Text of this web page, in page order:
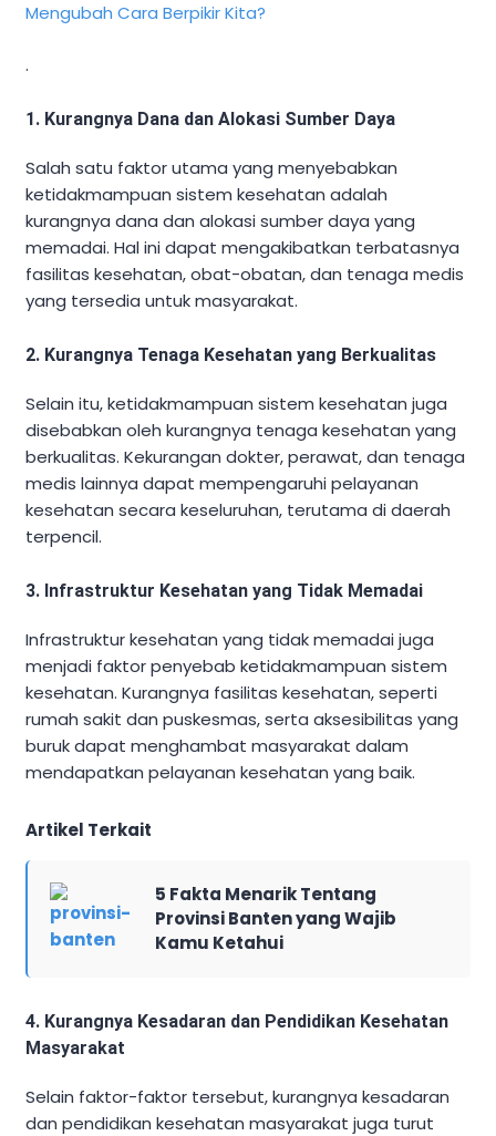
Mengubah Cara Berpikir Kita?
.
1. Kurangnya Dana dan Alokasi Sumber Daya
Salah satu faktor utama yang menyebabkan
ketidakmampuan sistem kesehatan adalah
kurangnya dana dan alokasi sumber daya yang
memadai. Hal ini dapat mengakibatkan terbatasnya
fasilitas kesehatan, obat-obatan, dan tenaga medis
yang tersedia untuk masyarakat.
2. Kurangnya Tenaga Kesehatan yang Berkualitas
Selain itu, ketidakmampuan sistem kesehatan juga
disebabkan oleh kurangnya tenaga kesehatan yang
berkualitas. Kekurangan dokter, perawat, dan tenaga
medis lainnya dapat mempengaruhi pelayanan
kesehatan secara keseluruhan, terutama di daerah
terpencil.
3. Infrastruktur Kesehatan yang Tidak Memadai
Infrastruktur kesehatan yang tidak memadai juga
menjadi faktor penyebab ketidakmampuan sistem
kesehatan. Kurangnya fasilitas kesehatan, seperti
rumah sakit dan puskesmas, serta aksesibilitas yang
buruk dapat menghambat masyarakat dalam
mendapatkan pelayanan kesehatan yang baik.
Artikel Terkait
5 Fakta Menarik Tentang
Provinsi Banten yang Wajib
Kamu Ketahui
4. Kurangnya Kesadaran dan Pendidikan Kesehatan
Masyarakat
Selain faktor-faktor tersebut, kurangnya kesadaran
dan pendidikan kesehatan masyarakat juga turut